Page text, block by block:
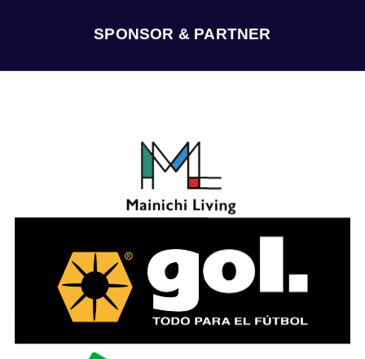
SPONSOR & PARTNER